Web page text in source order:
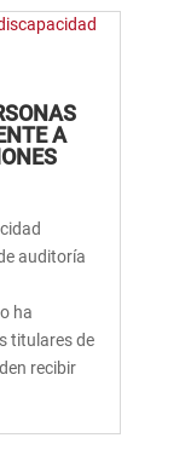
A
auditoría
ha
titulares de
recibir